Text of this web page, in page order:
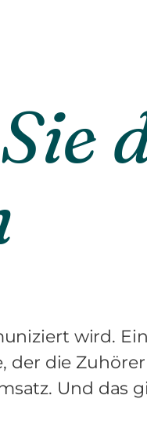
wird.
die
Und das